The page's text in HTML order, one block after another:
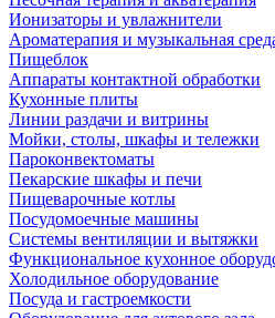
Ионизаторы и увлажнители
Ароматерапия и музыкальная
Пищеблок
Аппараты контактной обработки
Кухонные плиты
Линии раздачи и витрины
Мойки, столы, шкафы и тележки
Пароконвектоматы
Пекарские шкафы и печи
Пищеварочные котлы
Посудомоечные машины
Системы вентиляции и вытяжки
Функциональное кухонное
Холодильное оборудование
Посуда и гастроемкости